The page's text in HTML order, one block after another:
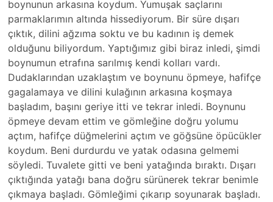
boynunun arkasına koydum. Yumuşak saçlarını
parmaklarımın altında hissediyorum. Bir süre dışarı
çıktık, dilini ağzıma soktu ve bu kadının iş demek
olduğunu biliyordum. Yaptığımız gibi biraz inledi, şimdi
boynumun etrafına sarılmış kendi kolları vardı.
Dudaklarından uzaklaştım ve boynunu öpmeye, hafifçe
gagalamaya ve dilini kulağının arkasına koşmaya
başladım, başını geriye itti ve tekrar inledi. Boynunu
öpmeye devam ettim ve gömleğine doğru yolumu
açtım, hafifçe düğmelerini açtım ve göğsüne öpücükler
koydum. Beni durdurdu ve yatak odasına gelmemi
söyledi. Tuvalete gitti ve beni yatağında bıraktı. Dışarı
çıktığında yatağı bana doğru sürünerek tekrar benimle
çıkmaya başladı. Gömleğimi çıkarıp soyunarak başladı.